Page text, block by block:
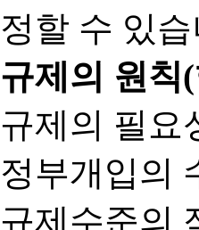
정할 수 있
규제의 원칙
규제의 필
정부개입의
규제수준의